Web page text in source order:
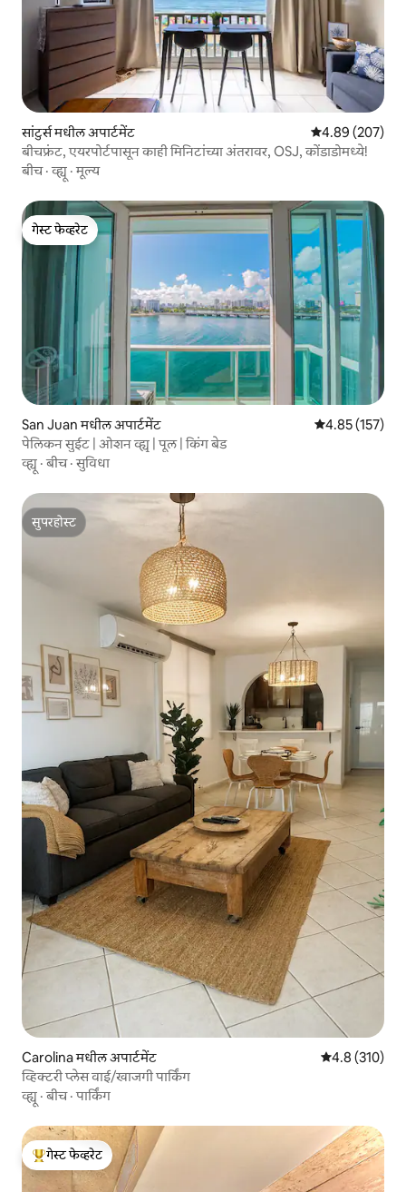
सांटुर्स मधील अपार्टमेंट 5 पैकी 4.89
4.89 (207)
बीचफ्रंट, एयरपोर्टपासून काही मिनिटांच्या अंतरावर, OSJ, कोंडाडोमध्ये!
बीच·व्ह्यू ·मूल्य
गेस्ट फेव्हरेट
गेस्ट फेव्हरेट
San Juan मधील अपार्टमेंट 5 पैकी 4.85
4.85 (157)
पेलिकन सुईट | ओशन व्ह्यू | पूल | किंग बेड
व्ह्यू ·बीच·सुविधा
सुपरहोस्ट
सुपरहोस्ट
Carolina मधील अपार्टमेंट 5 पैकी 4.8
4.8 (310)
व्हिक्टरी प्लेस वाई/खाजगी पार्किंग
व्ह्यू ·बीच·पार्किंग
टॉप गेस्ट फेव्हरेट
गेस्ट फेव्हरेट